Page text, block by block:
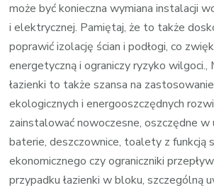
może być konieczna wymiana instalacji
i elektrycznej. Pamiętaj, że to także
poprawić izolację ścian i podłogi, co
energetyczną i ograniczy ryzyko wilgoci.,
łazienki to także szansa na
ekologicznych i energooszczędnych
zainstalować nowoczesne, oszczędne w
baterie, deszczownice, toalety z funkcją
ekonomicznego czy ograniczniki
przypadku łazienki w bloku, szczególną